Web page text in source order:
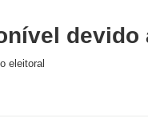
devido
eleitoral